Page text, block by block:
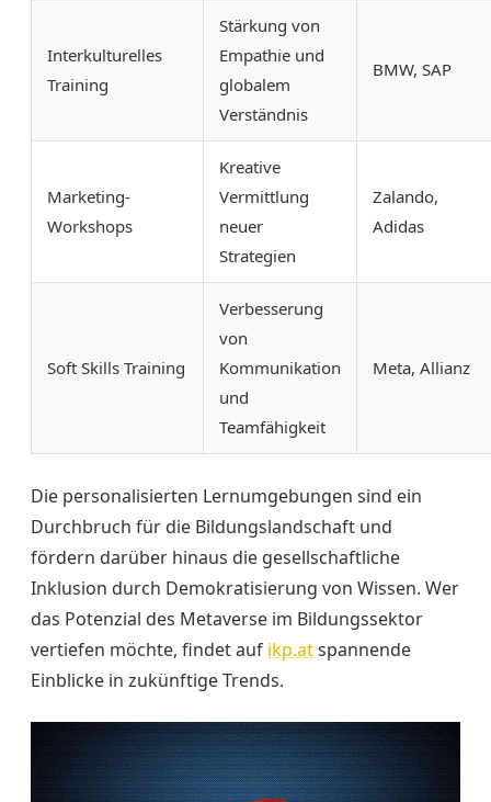
Interkulturelles
Training
Stärkung von
Empathie und
globalem
Verständnis
BMW, SAP
Marketing-
Workshops
Kreative
Vermittlung
neuer
Strategien
Zalando,
Adidas
Soft Skills Training
Verbesserung
von
Kommunikation
und
Teamfähigkeit
Meta, Allianz
Die personalisierten Lernumgebungen sind ein
Durchbruch für die Bildungslandschaft und
fördern darüber hinaus die gesellschaftliche
Inklusion durch Demokratisierung von Wissen. Wer
das Potenzial des Metaverse im Bildungssektor
vertiefen möchte, findet auf ikp.atspannende
Einblicke in zukünftige Trends.